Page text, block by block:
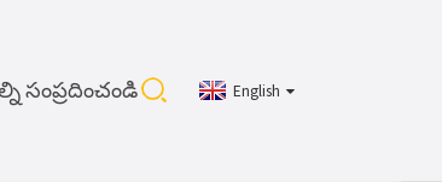
సంప్రదించండి English